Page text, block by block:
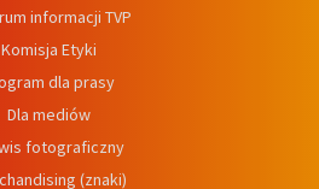
informacji TVP
Komisja Etyki
dla prasy
Dla mediów
fotograficzny
(znaki)